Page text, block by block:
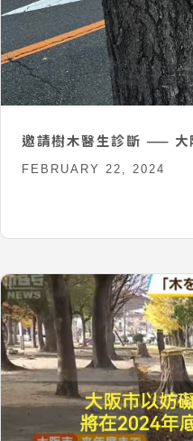
邀請樹木醫生診斷 —— 大
FEBRUARY 22, 2024